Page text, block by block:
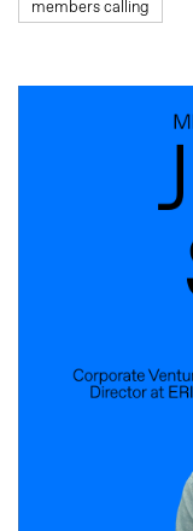
members calling